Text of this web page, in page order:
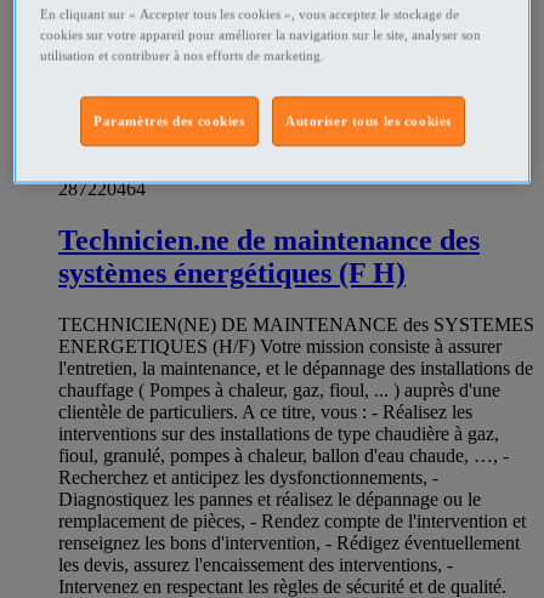
287220464
Technicien.ne de maintenance des
systèmes énergétiques (F H)
TECHNICIEN(NE) DE MAINTENANCE des SYSTEMES
ENERGETIQUES (H/F) Votre mission consiste à assurer
l'entretien, la maintenance, et le dépannage des installations de
chauffage ( Pompes à chaleur, gaz, fioul, ... ) auprès d'une
clientèle de particuliers. A ce titre, vous : - Réalisez les
interventions sur des installations de type chaudière à gaz,
fioul, granulé, pompes à chaleur, ballon d'eau chaude, …, -
Recherchez et anticipez les dysfonctionnements, -
Diagnostiquez les pannes et réalisez le dépannage ou le
remplacement de pièces, - Rendez compte de l'intervention et
renseignez les bons d'intervention, - Rédigez éventuellement
les devis, assurez l'encaissement des interventions, -
Intervenez en respectant les règles de sécurité et de qualité.
En cliquant sur « Accepter tous les cookies », vous acceptez le stockage de
cookies sur votre appareil pour améliorer la navigation sur le site, analyser son
utilisation et contribuer à nos efforts de marketing.
Autoriser tous les cookies
Paramètres des cookies